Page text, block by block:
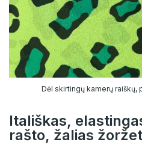
Dėl skirtingų kamerų raiškų,
Itališkas,
rašto, žalias